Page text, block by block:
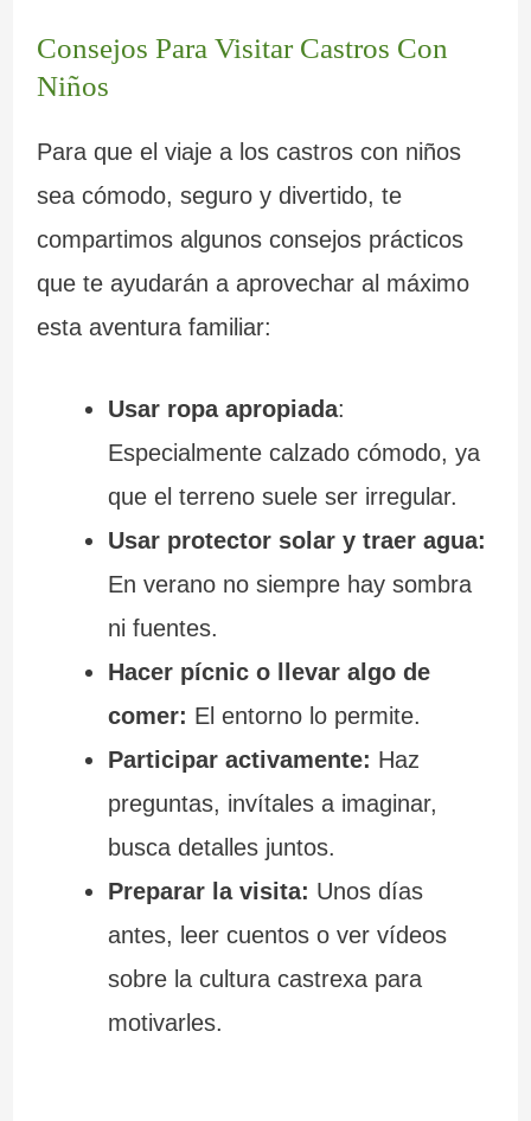
Consejos Para Visitar Castros Con
Niños
Para que el viaje a los castros con niños
sea cómodo, seguro y divertido, te
compartimos algunos consejos prácticos
que te ayudarán a aprovechar al máximo
esta aventura familiar:
Usar ropa apropiada:
Especialmente calzado cómodo, ya
que el terreno suele ser irregular.
Usar protector solar y traer agua:
En verano no siempre hay sombra
ni fuentes.
Hacer pícnic o llevar algo de
comer: El entorno lo permite.
Participar activamente: Haz
preguntas, invítales a imaginar,
busca detalles juntos.
Preparar la visita: Unos días
antes, leer cuentos o ver vídeos
sobre la cultura castrexa para
motivarles.